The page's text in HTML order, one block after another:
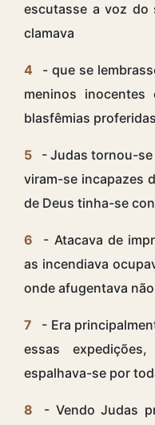
escutasse a voz do
clamava
4
- que se
meninos
blasfêmias
5
- Judas tornou-
viram-se incapazes
de Deus tinha-se
6
- Atacava de
as incendiava
onde afugentava
7
- Era
essas
espalhava-se por
8
- Vendo Judas